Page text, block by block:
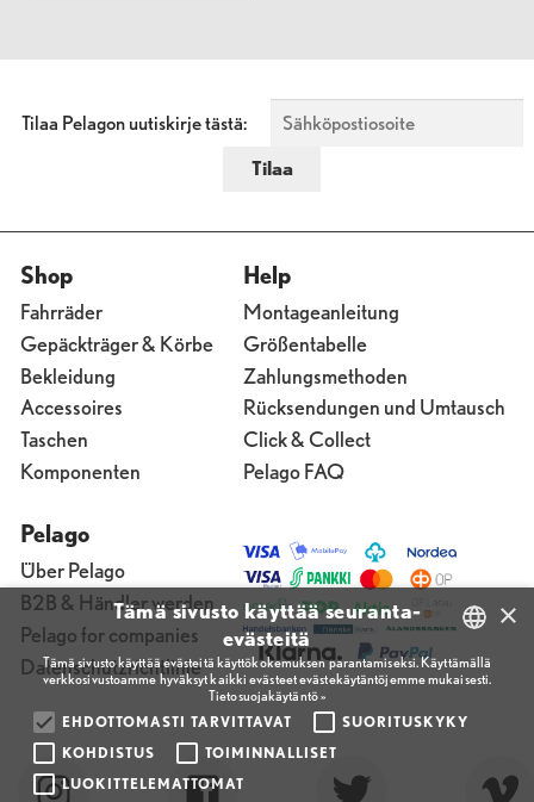
Tilaa Pelagon uutiskirje tästä:
Shop
Fahrräder
Gepäckträger & Körbe
Bekleidung
Accessoires
Taschen
Komponenten
Help
Montageanleitung
Größentabelle
Zahlungsmethoden
Rücksendungen und Umtausch
Click & Collect
Pelago FAQ
Pelago
Über Pelago
B2B & Händler werden
Pelago for companies
Datenschutzrichtlinie
FINNISH
ENGLISH
×
Tämä sivusto käyttää seuranta-
evästeitä
Tämä sivusto käyttää evästeitä käyttökokemuksen parantamiseksi. Käyttämällä
verkkosivustoamme hyväksyt kaikki evästeet evästekäytäntöjemme mukaisesti.
Tietosuojakäytäntö »
EHDOTTOMASTI TARVITTAVAT
SUORITUSKYKY
KOHDISTUS
TOIMINNALLISET
LUOKITTELEMATTOMAT